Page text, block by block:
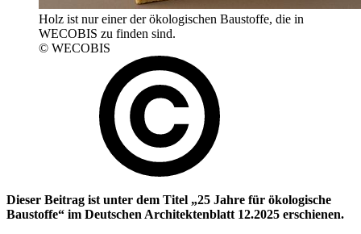
Holz ist nur einer der ökologischen Baustoffe, die in
WECOBIS zu finden sind.
© WECOBIS
Dieser Beitrag ist unter dem Titel „25 Jahre für ökologische
Baustoffe“ im Deutschen Architektenblatt 12.2025 erschienen.